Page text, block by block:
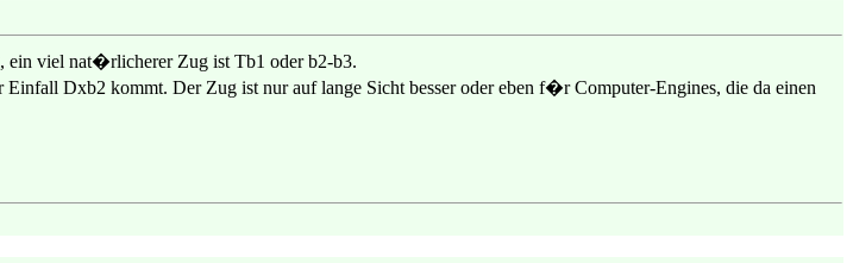
viel nat�rlicherer Zug ist Tb1 oder b2-b3.
Einfall Dxb2 kommt. Der Zug ist nur auf lange Sicht besser oder eben f�r Computer-Engines, die da einen